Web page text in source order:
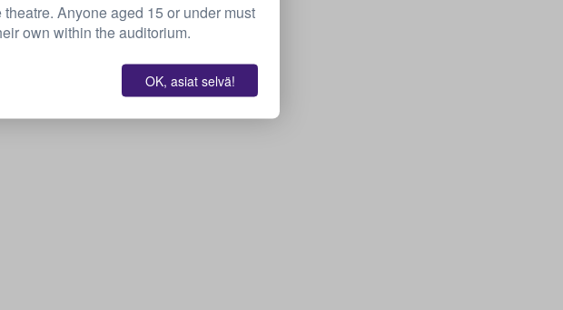
Anyone aged 15 or under must
own within the auditorium.
OK, asiat selvä!